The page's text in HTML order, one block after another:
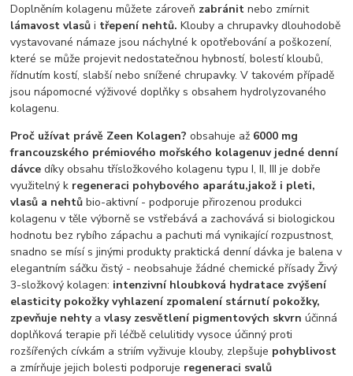
Doplněním kolagenu můžete zároveň zabránit nebo zmírnit
lámavost vlasů i třepení nehtů. Klouby a chrupavky dlouhodobě
vystavované námaze jsou náchylné k opotřebování a poškození,
které se může projevit nedostatečnou hybností, bolestí kloubů,
řídnutím kostí, slabší nebo snížené chrupavky. V takovém případě
jsou nápomocné výživové doplňky s obsahem hydrolyzovaného
kolagenu.
Proč užívat právě Zeen Kolagen? obsahuje až 6000 mg
francouzského prémiového mořského kolagenuv jedné denní
dávce díky obsahu třísložkového kolagenu typu I, II, III je dobře
využitelný k regeneraci pohybového aparátu,jakož i pleti,
vlasů a nehtů bio-aktivní - podporuje přirozenou produkci
kolagenu v těle výborně se vstřebává a zachovává si biologickou
hodnotu bez rybího zápachu a pachuti má vynikající rozpustnost,
snadno se mísí s jinými produkty praktická denní dávka je balena v
elegantním sáčku čistý - neobsahuje žádné chemické přísady Živý
3-složkový kolagen: intenzivní hloubková hydratace zvýšení
elasticity pokožky vyhlazení zpomalení stárnutí pokožky,
zpevňuje nehtyavlasy zesvětlení pigmentových skvrn účinná
doplňková terapie při léčbě celulitidy vysoce účinný proti
rozšířených cívkám a striím vyživuje klouby, zlepšuje pohyblivost
a zmírňuje jejich bolesti podporuje regeneraci svalů